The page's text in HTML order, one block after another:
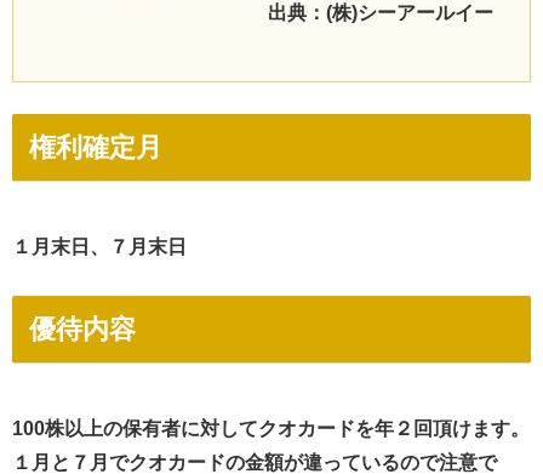
出典：(株)シーアールイー
権利確定月
１月末日、７月末日
優待内容
100株以上の保有者に対してクオカードを年２回頂けます。
１月と７月でクオカードの金額が違っているので注意で